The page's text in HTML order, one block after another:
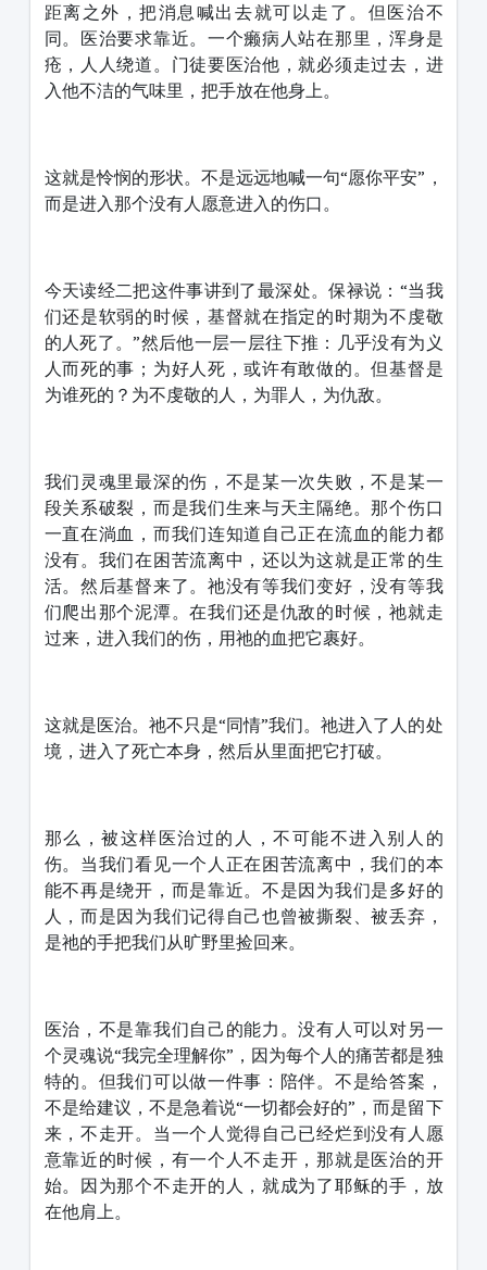
距离之外，把消息喊出去就可以走了。但医治不
同。医治要求靠近。一个癞病人站在那里，浑身是
疮，人人绕道。门徒要医治他，就必须走过去，进
入他不洁的气味里，把手放在他身上。
这就是怜悯的形状。不是远远地喊一句“愿你平安”，
而是进入那个没有人愿意进入的伤口。
今天读经二把这件事讲到了最深处。保禄说：“当我
们还是软弱的时候，基督就在指定的时期为不虔敬
的人死了。”然后他一层一层往下推：几乎没有为义
人而死的事；为好人死，或许有敢做的。但基督是
为谁死的？为不虔敬的人，为罪人，为仇敌。
我们灵魂里最深的伤，不是某一次失败，不是某一
段关系破裂，而是我们生来与天主隔绝。那个伤口
一直在淌血，而我们连知道自己正在流血的能力都
没有。我们在困苦流离中，还以为这就是正常的生
活。然后基督来了。祂没有等我们变好，没有等我
们爬出那个泥潭。在我们还是仇敌的时候，祂就走
过来，进入我们的伤，用祂的血把它裹好。
这就是医治。祂不只是“同情”我们。祂进入了人的处
境，进入了死亡本身，然后从里面把它打破。
那么，被这样医治过的人，不可能不进入别人的
伤。当我们看见一个人正在困苦流离中，我们的本
能不再是绕开，而是靠近。不是因为我们是多好的
人，而是因为我们记得自己也曾被撕裂、被丢弃，
是祂的手把我们从旷野里捡回来。
医治，不是靠我们自己的能力。没有人可以对另一
个灵魂说“我完全理解你”，因为每个人的痛苦都是独
特的。但我们可以做一件事：陪伴。不是给答案，
不是给建议，不是急着说“一切都会好的”，而是留下
来，不走开。当一个人觉得自己已经烂到没有人愿
意靠近的时候，有一个人不走开，那就是医治的开
始。因为那个不走开的人，就成为了耶稣的手，放
在他肩上。